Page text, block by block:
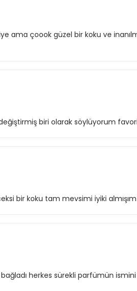
ama çoook güzel bir koku ve
biri olarak söylüyorum
bir koku tam mevsimi iyiki
herkes sürekli parfümün